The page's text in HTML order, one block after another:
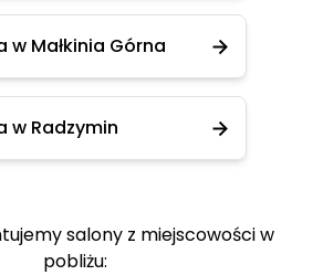
w Małkinia Górna
w Radzymin
salony z miejscowości w
pobliżu: